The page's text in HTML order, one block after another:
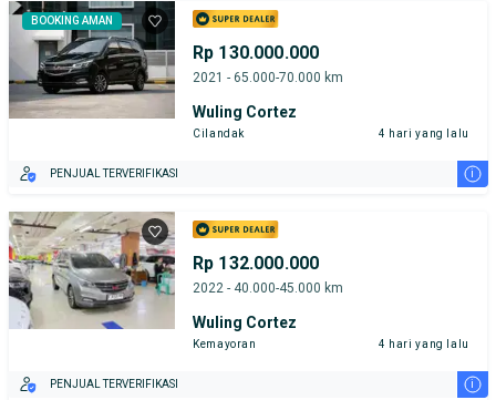
BOOKING AMAN
Rp 130.000.000
2021 - 65.000-70.000 km
Wuling Cortez
Cilandak 4 hari yang lalu
PENJUAL TERVERIFIKASI i
Rp 132.000.000
2022 - 40.000-45.000 km
Wuling Cortez
Kemayoran 4 hari yang lalu
PENJUAL TERVERIFIKASI i